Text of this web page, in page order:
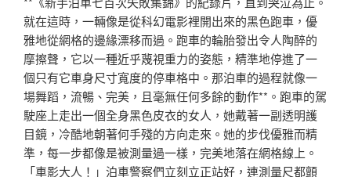
就在這時，一輛像是從科幻電影裡開出來的黑色跑車，優
雅地從網格的邊緣漂移而過。跑車的輪胎發出令人陶醉的
摩擦聲，它以一種近乎蔑視重力的姿態，精準地停進了一
個只有它車身尺寸寬度的停車格中。那泊車的過程就像一
場舞蹈，流暢、完美，且毫無任何多餘的動作**。跑車的駕
駛座上走出一個全身黑色皮衣的女人，她戴著一副透明護
目鏡，冷酷地朝著何手殘的方向走來。她的步伐優雅而精
準，每一步都像是被測量過一樣，完美地落在網格線上。
「車影大人！」泊車警察們立刻立正站好，連測量尺都顫